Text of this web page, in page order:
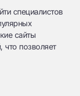
специалистов
сайты
что позволяет